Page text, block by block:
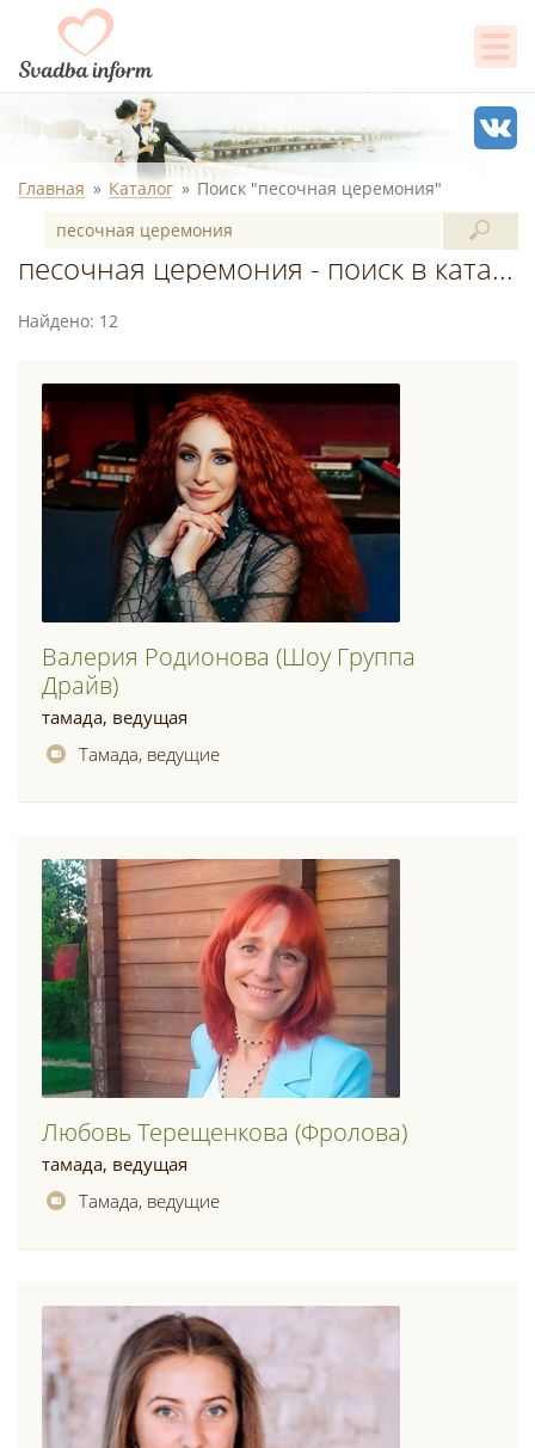
Главная Каталог Поиск "песочная церемония"
песочная церемония - поиск в каталоге
Найдено: 12
Валерия Родионова (шоу Группа
Драйв)
тамада, ведущая
Тамада, ведущие
Любовь Терещенкова (фролова)
тамада, ведущая
Тамада, ведущие